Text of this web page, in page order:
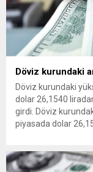
Döviz kurundaki
Döviz kurundaki
dolar 26,1540
girdi. Döviz
piyasada dolar
sunuluyor. Euro ise...